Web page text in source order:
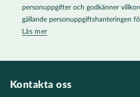
personuppgifter och godkänner
gällande personuppgiftshanteringen
Läs mer
Kontakta oss